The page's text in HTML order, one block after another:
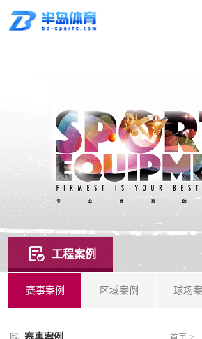
工程案例
赛事案例 区域案例 球场